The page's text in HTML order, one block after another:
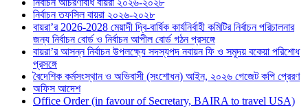
নির্বাচন আচরণবিধি বায়রা ২০২৬-২০২৮
নির্বাচন তফসিল বায়রা ২০২৬-২০২৮
বায়রা’র 2026-2028 মেয়াদী দ্বি-বার্ষিক কার্যনির্বাহী কমিটির নির্বাচন পরিচালনার
জন্য নির্বাচন বোর্ড ও নির্বাচন আপীল বোর্ড গঠন প্রসঙ্গে
বায়রা’র আসন্ন নির্বাচন উপলক্ষ্যে সদস্যপদ নবায়ন ফি ও সমুদয় বকেয়া পরিশোধ
প্রসঙ্গে
বৈদেশিক কর্মসংস্থান ও অভিবাসী (সংশোধন) আইন, ২০২৬ গেজেট কপি প্রেরণ
অফিস আদেশ
Office Order (in favour of Secretary, BAIRA to travel USA)